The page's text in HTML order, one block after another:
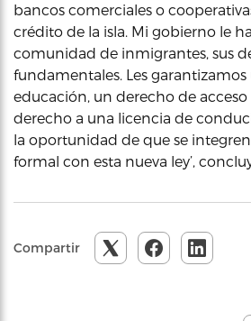
bancos comerciales o
crédito de la isla. Mi gobierno le
comunidad de inmigrantes, sus
fundamentales. Les
educación, un derecho de acceso
derecho a una licencia de
la oportunidad de que se
formal con esta nueva ley’,
Compartir